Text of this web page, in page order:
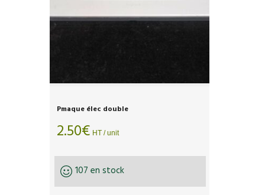
Pmaque élec double
2.50€ HT / unit
107 en stock